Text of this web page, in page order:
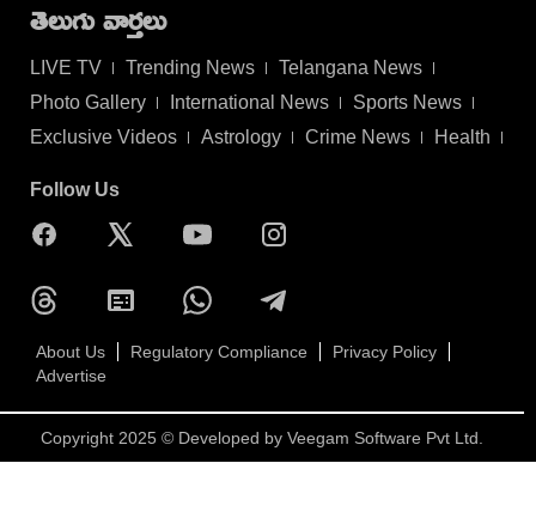
తెలుగు వార్తలు
LIVE TV Trending News
Telangana News
Photo Gallery
International News
Sports News
Exclusive Videos
Astrology Crime News Health
Follow Us
About Us Regulatory Compliance
Privacy Policy
Advertise
Copyright 2025 © Developed by Veegam Software Pvt Ltd.